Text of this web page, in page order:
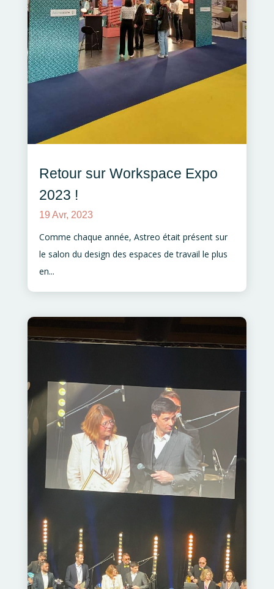
Retour sur Workspace Expo
2023 !
19 Avr, 2023
Comme chaque année, Astreo était présent sur
le salon du design des espaces de travail le plus
en...